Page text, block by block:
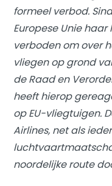
formeel verbod.
Europese Unie
verboden om over
vliegen op grond
de Raad en
heeft hierop
op EU-vliegtuigen.
Airlines, net als
noordelijke route